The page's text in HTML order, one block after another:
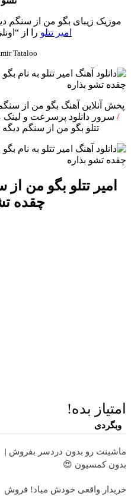
موزیک زیبای بگو من از سنگم
امیر تتلو را از
Tataloo
پخش آنلاین آهنگ بگو من از
/ سرور دانلود پرسرعت و
تتلو بگو من از سنگم
امیر تتلو بگو من
چقده
امتیاز بده!
وبگردی
ماشینت رو بدون دردسر بفروش |
بدون کمسیون 😍
خریدار واقعی خودش میاد! فروش